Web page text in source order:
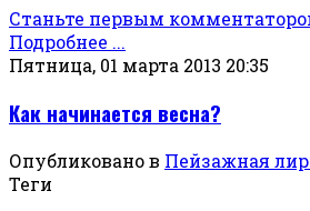
Станьте первым
Подробнее ...
Пятница, 01 марта 2013 20:35
Как начинается весна?
Опубликовано в Пейзажная
Теги